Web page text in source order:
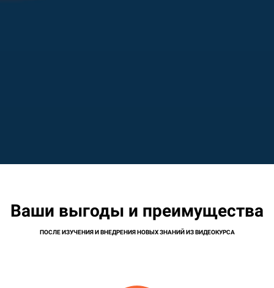
Ваши выгоды и преимущества
ПОСЛЕ ИЗУЧЕНИЯ И ВНЕДРЕНИЯ НОВЫХ ЗНАНИЙ ИЗ ВИДЕОКУРСА